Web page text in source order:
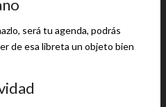
será tu agenda, podrás
de esa libreta un objeto bien